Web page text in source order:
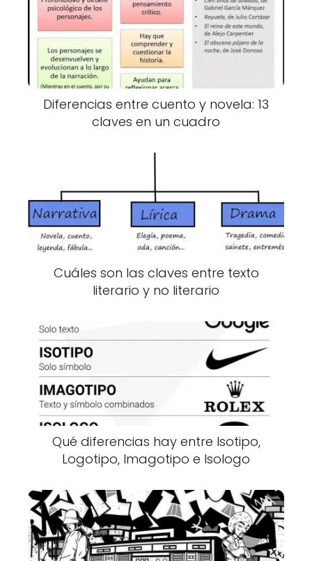
Diferencias entre cuento y novela: 13
claves en un cuadro
Cuáles son las claves entre texto
literario y no literario
Qué diferencias hay entre Isotipo,
Logotipo, Imagotipo e Isologo